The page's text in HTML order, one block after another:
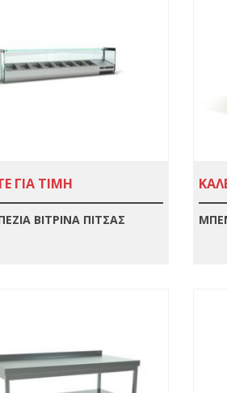
ΓΙΑ ΤΙΜΗ
ΒΙΤΡΙΝΑ ΠΙΤΣΑΣ